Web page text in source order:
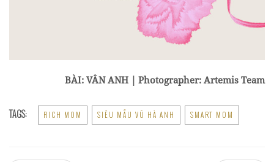
BÀI: VÂN ANH | Photographer: Artemis Team
TAGS: RICH MOM SIÊU MẪU VŨ HÀ ANH SMART MOM